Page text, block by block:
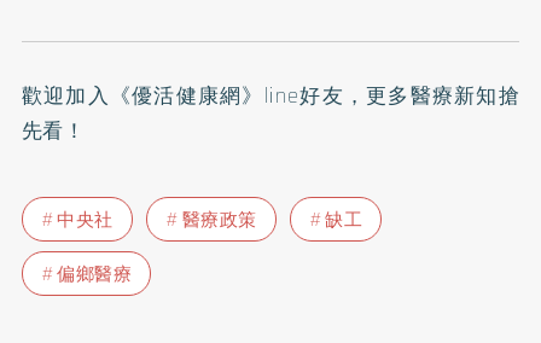
歡迎加入 《優活健康網》line好友 ，更多醫療新知搶
先看！
中央社 醫療政策
缺工
偏鄉醫療